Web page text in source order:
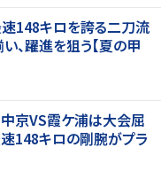
148キロを誇る二刀流
、躍進を狙う【夏の甲
中京VS霞ケ浦は大会屈
148キロの剛腕がプラ